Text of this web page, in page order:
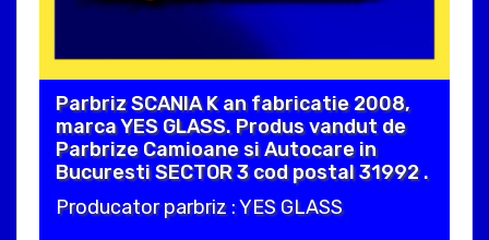
Parbriz SCANIA K an fabricatie 2008,
marca YES GLASS. Produs vandut de
Parbrize Camioane si Autocare in
Bucuresti SECTOR 3 cod postal 31992 .
Producator parbriz : YES GLASS